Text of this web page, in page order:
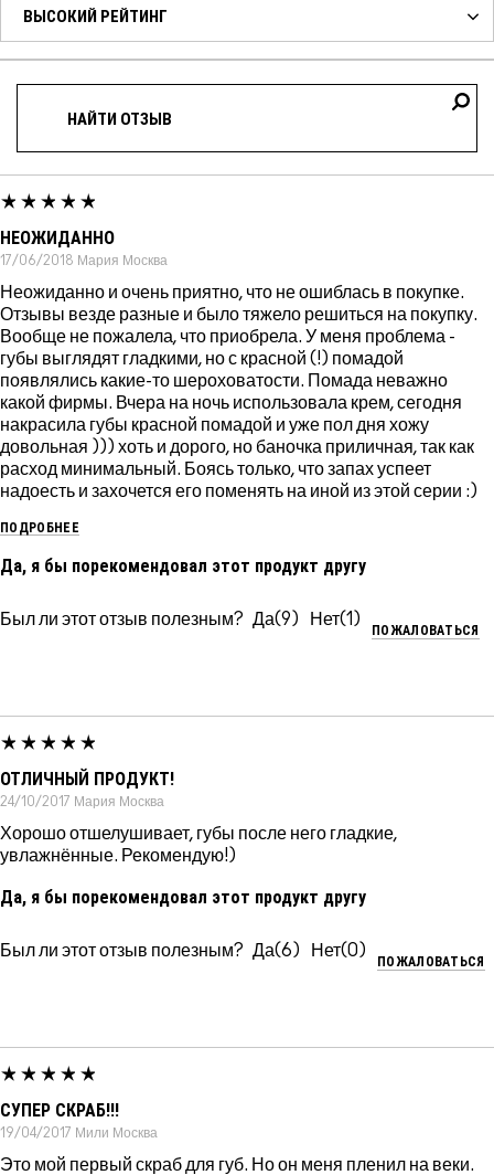
НЕОЖИДАННО
17/06/2018 Мария Москва
Неожиданно и очень приятно, что не ошиблась в покупке.
Отзывы везде разные и было тяжело решиться на покупку.
Вообще не пожалела, что приобрела. У меня проблема -
губы выглядят гладкими, но с красной (!) помадой
появлялись какие-то шероховатости. Помада неважно
какой фирмы. Вчера на ночь использовала крем, сегодня
накрасила губы красной помадой и уже пол дня хожу
довольная ))) хоть и дорого, но баночка приличная, так как
расход минимальный. Боясь только, что запах успеет
надоесть и захочется его поменять на иной из этой серии :)
ПОДРОБНЕЕ
Да, я бы порекомендовал этот продукт другу
Был ли этот отзыв полезным? 9 1
ПОЖАЛОВАТЬСЯ
ОТЛИЧНЫЙ ПРОДУКТ!
24/10/2017 Мария Москва
Хорошо отшелушивает, губы после него гладкие,
увлажнённые. Рекомендую!)
Да, я бы порекомендовал этот продукт другу
Был ли этот отзыв полезным? 6 0
ПОЖАЛОВАТЬСЯ
СУПЕР СКРАБ!!!
19/04/2017 Мили Москва
Это мой первый скраб для губ. Но он меня пленил на веки.